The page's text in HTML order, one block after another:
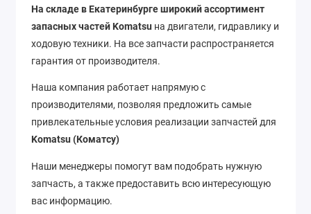
На складе в Екатеринбурге широкий ассортимент
запасных частей Komatsu на двигатели, гидравлику и
ходовую техники. На все запчасти распространяется
гарантия от производителя.
Наша компания работает напрямую с
производителями, позволяя предложить самые
привлекательные условия реализации запчастей для
Komatsu (Коматсу)
Наши менеджеры помогут вам подобрать нужную
запчасть, а также предоставить всю интересующую
вас информацию.